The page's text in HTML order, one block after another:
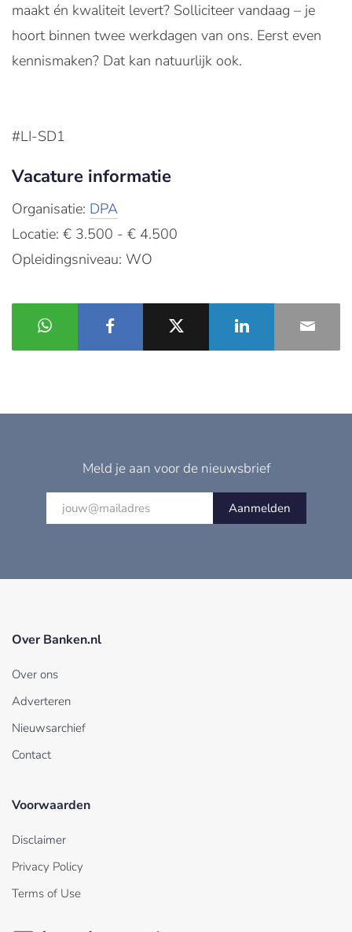
maakt én kwaliteit levert? Solliciteer vandaag – je
hoort binnen twee werkdagen van ons. Eerst even
kennismaken? Dat kan natuurlijk ook.
#LI-SD1
Vacature informatie
Organisatie: DPA
Locatie: € 3.500 - € 4.500
Opleidingsniveau: WO
Meld je aan voor de nieuwsbrief
Aanmelden
Over Banken.nl
Over ons
Adverteren
Nieuwsarchief
Contact
Voorwaarden
Disclaimer
Privacy Policy
Terms of Use